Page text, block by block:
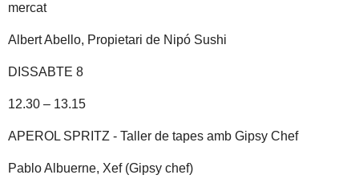
mercat
Albert Abello, Propietari de Nipó Sushi
DISSABTE 8
12.30 – 13.15
APEROL SPRITZ - Taller de tapes amb Gipsy Chef
Pablo Albuerne, Xef (Gipsy chef)